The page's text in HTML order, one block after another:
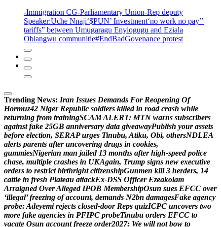
-Immigration CG-Parliamentary Union-Rep deputy
Speaker:Uche Nnaji‘$PUN’ Investment‘no work no pay’’
tariffs” between Umugaragu Enyiogugu and Eziala
Obiangwu communitie#EndBadGovenance protest
Trending News: Iran Issues Demands For Reopening Of
Hormuz42 Niger Republic soldiers killed in road crash while
returning from trainingSCAMALERT: MTN warns subscribers
against fake 25GB anniversary data giveawayPublish your assets
before election, SERAP urges Tinubu, Atiku, Obi, othersNDLEA
alerts parents after uncovering drugs in cookies,
gummiesNigerian man jailed 13 months after high-speed police
chase, multiple crashes in UKAgain, Trump signs new executive
orders to restrict birthright citizenshipGunmen kill 3 herders, 14
cattle in fresh Plateau attackEx-DSS Officer Ezeakolam
Arraigned OverAlleged IPOB MembershipOsun sues EFCC over
‘illegal’ freezing of account, demands N2bn damagesFake agency
probe:Adeyemi rejects closed-door Reps quizICPC uncovers two
more fake agencies in PFIPC probeTinubu orders EFCC to
vacate Osun account freeze order2027: We will not bow to